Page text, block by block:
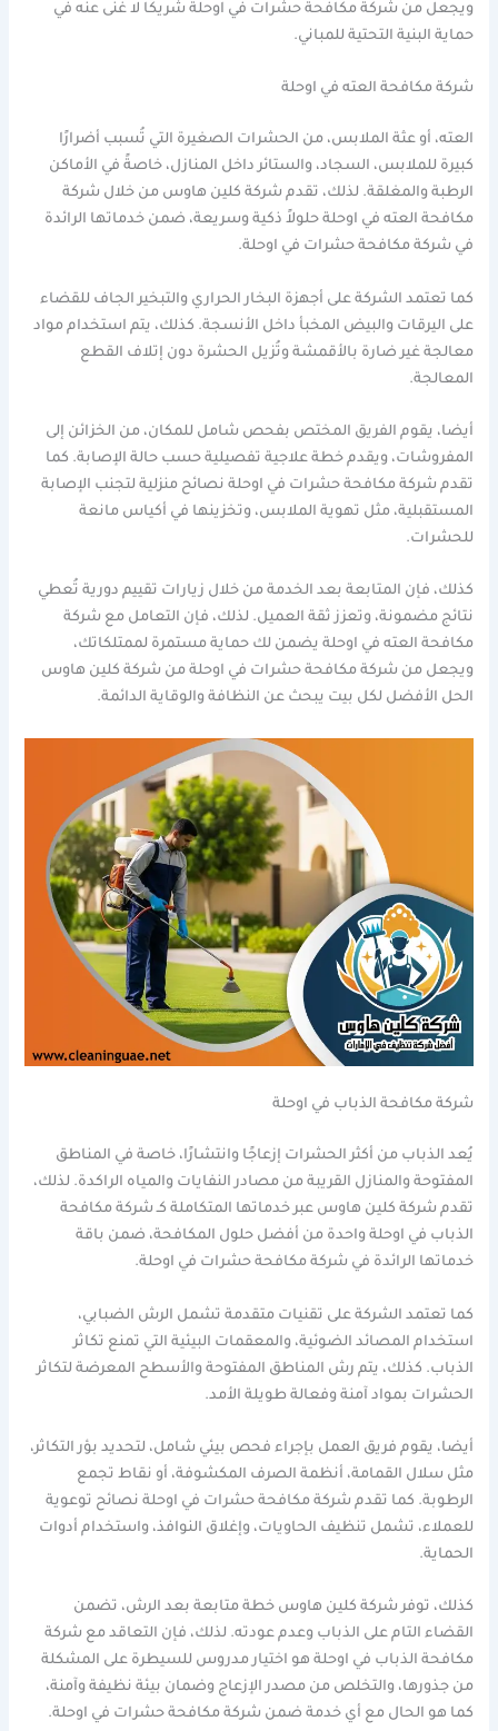
ويجعل من شركة مكافحة حشرات في اوحلة شريكًا لا غنى عنه في
حماية البنية التحتية للمباني.
شركة مكافحة العته في اوحلة
العته، أو عثة الملابس، من الحشرات الصغيرة التي تُسبب أضرارًا
كبيرة للملابس، السجاد، والستائر داخل المنازل، خاصةً في الأماكن
الرطبة والمغلقة. لذلك، تقدم شركة كلين هاوس من خلال شركة
مكافحة العته في اوحلة حلولاً ذكية وسريعة، ضمن خدماتها الرائدة
في شركة مكافحة حشرات في اوحلة.
كما تعتمد الشركة على أجهزة البخار الحراري والتبخير الجاف للقضاء
على اليرقات والبيض المخبأ داخل الأنسجة. كذلك، يتم استخدام مواد
معالجة غير ضارة بالأقمشة وتُزيل الحشرة دون إتلاف القطع
المعالجة.
أيضا، يقوم الفريق المختص بفحص شامل للمكان، من الخزائن إلى
المفروشات، ويقدم خطة علاجية تفصيلية حسب حالة الإصابة. كما
تقدم شركة مكافحة حشرات في اوحلة نصائح منزلية لتجنب الإصابة
المستقبلية، مثل تهوية الملابس، وتخزينها في أكياس مانعة
للحشرات.
كذلك، فإن المتابعة بعد الخدمة من خلال زيارات تقييم دورية تُعطي
نتائج مضمونة، وتعزز ثقة العميل. لذلك، فإن التعامل مع شركة
مكافحة العته في اوحلة يضمن لك حماية مستمرة لممتلكاتك،
ويجعل من شركة مكافحة حشرات في اوحلة من شركة كلين هاوس
الحل الأفضل لكل بيت يبحث عن النظافة والوقاية الدائمة.
شركة مكافحة الذباب في اوحلة
يُعد الذباب من أكثر الحشرات إزعاجًا وانتشارًا، خاصة في المناطق
المفتوحة والمنازل القريبة من مصادر النفايات والمياه الراكدة. لذلك،
تقدم شركة كلين هاوس عبر خدماتها المتكاملة كـ شركة مكافحة
الذباب في اوحلة واحدة من أفضل حلول المكافحة، ضمن باقة
خدماتها الرائدة في شركة مكافحة حشرات في اوحلة.
كما تعتمد الشركة على تقنيات متقدمة تشمل الرش الضبابي،
استخدام المصائد الضوئية، والمعقمات البيئية التي تمنع تكاثر
الذباب. كذلك، يتم رش المناطق المفتوحة والأسطح المعرضة لتكاثر
الحشرات بمواد آمنة وفعالة طويلة الأمد.
أيضا، يقوم فريق العمل بإجراء فحص بيئي شامل، لتحديد بؤر التكاثر،
مثل سلال القمامة، أنظمة الصرف المكشوفة، أو نقاط تجمع
الرطوبة. كما تقدم شركة مكافحة حشرات في اوحلة نصائح توعوية
للعملاء، تشمل تنظيف الحاويات، وإغلاق النوافذ، واستخدام أدوات
الحماية.
كذلك، توفر شركة كلين هاوس خطة متابعة بعد الرش، تضمن
القضاء التام على الذباب وعدم عودته. لذلك، فإن التعاقد مع شركة
مكافحة الذباب في اوحلة هو اختيار مدروس للسيطرة على المشكلة
من جذورها، والتخلص من مصدر الإزعاج وضمان بيئة نظيفة وآمنة،
كما هو الحال مع أي خدمة ضمن شركة مكافحة حشرات في اوحلة.